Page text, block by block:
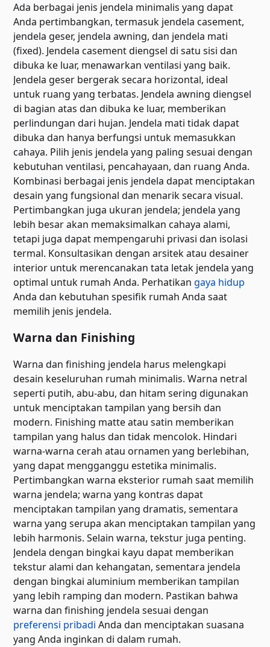
Ada berbagai jenis jendela minimalis yang dapat
Anda pertimbangkan, termasuk jendela casement,
jendela geser, jendela awning, dan jendela mati
(fixed). Jendela casement diengsel di satu sisi dan
dibuka ke luar, menawarkan ventilasi yang baik.
Jendela geser bergerak secara horizontal, ideal
untuk ruang yang terbatas. Jendela awning diengsel
di bagian atas dan dibuka ke luar, memberikan
perlindungan dari hujan. Jendela mati tidak dapat
dibuka dan hanya berfungsi untuk memasukkan
cahaya. Pilih jenis jendela yang paling sesuai dengan
kebutuhan ventilasi, pencahayaan, dan ruang Anda.
Kombinasi berbagai jenis jendela dapat menciptakan
desain yang fungsional dan menarik secara visual.
Pertimbangkan juga ukuran jendela; jendela yang
lebih besar akan memaksimalkan cahaya alami,
tetapi juga dapat mempengaruhi privasi dan isolasi
termal. Konsultasikan dengan arsitek atau desainer
interior untuk merencanakan tata letak jendela yang
optimal untuk rumah Anda. Perhatikangaya hidup
Anda dan kebutuhan spesifik rumah Anda saat
memilih jenis jendela.
Warna dan Finishing
Warna dan finishing jendela harus melengkapi
desain keseluruhan rumah minimalis. Warna netral
seperti putih, abu-abu, dan hitam sering digunakan
untuk menciptakan tampilan yang bersih dan
modern. Finishing matte atau satin memberikan
tampilan yang halus dan tidak mencolok. Hindari
warna-warna cerah atau ornamen yang berlebihan,
yang dapat mengganggu estetika minimalis.
Pertimbangkan warna eksterior rumah saat memilih
warna jendela; warna yang kontras dapat
menciptakan tampilan yang dramatis, sementara
warna yang serupa akan menciptakan tampilan yang
lebih harmonis. Selain warna, tekstur juga penting.
Jendela dengan bingkai kayu dapat memberikan
tekstur alami dan kehangatan, sementara jendela
dengan bingkai aluminium memberikan tampilan
yang lebih ramping dan modern. Pastikan bahwa
warna dan finishing jendela sesuai dengan
preferensi pribadi Anda dan menciptakan suasana
yang Anda inginkan di dalam rumah.